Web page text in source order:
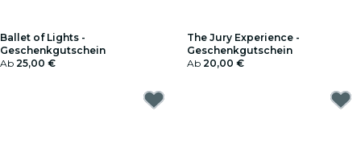
Ballet of Lights -
Geschenkgutschein
Ab 25,00 €
The Jury Experience -
Geschenkgutschein
Ab 20,00 €